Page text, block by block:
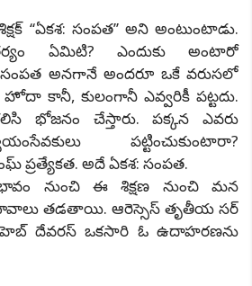
‘‘ఏకశ: సంపత’’ అని అంటుంటాడు.
ఏమిటి? ఎందుకు అంటారో
సంపత అనగానే అందరూ ఒకే వరుసలో
కానీ, కులంగానీ ఎవ్వరికీ పట్టదు.
భోజనం చేస్తారు. పక్కన ఎవరు
పట్టించుకుంటారా?
ప్రత్యేకత. అదే ఏకశ: సంపత.
నుంచి ఈ శిక్షణ నుంచి మన
భావాలు తడతాయి. ఆరెస్సెస్ తృతీయ సర్
దేవరస్ ఒకసారి ఓ ఉదాహరణను